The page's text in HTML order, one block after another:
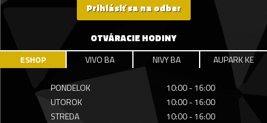
Prihlásiť sa na odber
OTVÁRACIE HODINY
ESHOP VIVO BA NIVY BA AUPARK KE
PONDELOK
10:00 - 16:00
UTOROK
10:00 - 16:00
STREDA
10:00 - 16:00